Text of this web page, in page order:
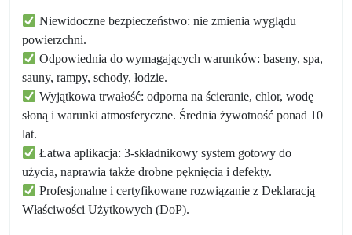
Niewidoczne bezpieczeństwo: nie zmienia wyglądu
powierzchni.
Odpowiednia do wymagających warunków: baseny, spa,
sauny, rampy, schody, łodzie.
Wyjątkowa trwałość: odporna na ścieranie, chlor, wodę
słoną i warunki atmosferyczne. Średnia żywotność ponad 10
lat.
Łatwa aplikacja: 3-składnikowy system gotowy do
użycia, naprawia także drobne pęknięcia i defekty.
Profesjonalne i certyfikowane rozwiązanie z Deklaracją
Właściwości Użytkowych (DoP).